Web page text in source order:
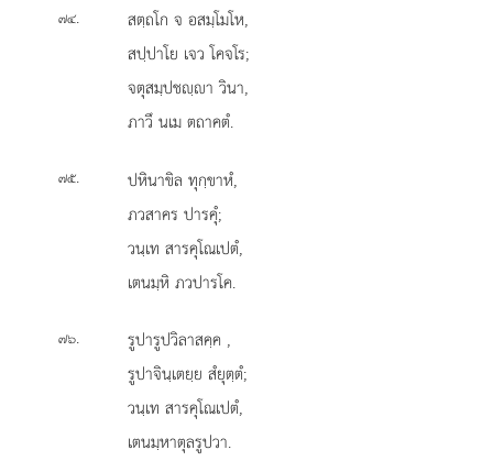
๗๔. สตฺถโก จ อสมฺโมโห,
สปฺปาโย เจว โคจโร;
จตุสมฺปชฺา วินา,
ภาวึ นเม ตถาคตํ.
๗๕.
ปหินาขิล ทุกฺขาหํ,
ภวสาคร ปารคุํ;
วนฺเท สารคุโณเปตํ,
เตนมฺหิ ภวปารโค.
๗๖. รูปารูปวิลาสคฺค ,
รูปาจินฺเตยฺย สํยุตฺตํ;
วนฺเท สารคุโณเปตํ,
เตนมฺหาตุลรูปวา.